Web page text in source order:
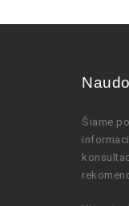
Šiame